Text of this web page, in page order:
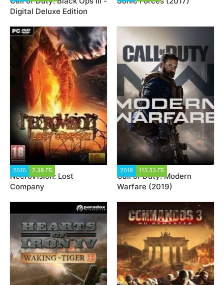
Digital Deluxe Edition
2010 2.38 ГБ
NecroVision: Lost
Company
2019 113.33 ГБ
Call of Duty: Modern
Warfare (2019)